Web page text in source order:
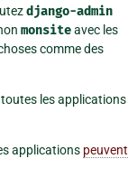
django-admin
monsiteavec les
comme des
les applications
applications peuvent